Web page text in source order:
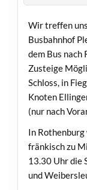
Wir treffen
Busbahnhof
dem Bus nach
Zusteige
Schloss, in
Knoten
(nur nach
In Rothenburg
fränkisch zu
13.30 Uhr die
und